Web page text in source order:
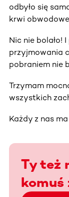
odbyło się
krwi
Nic nie bolało!
przyjmowania
pobraniem nie
Trzymam
wszystkich
Każdy z nas
Ty też
komuś